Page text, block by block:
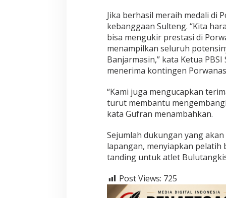
Jika berhasil meraih medali di
kebanggaan Sulteng. “Kita
bisa mengukir prestasi di
menampilkan seluruh
Banjarmasin,” kata Ketua
menerima kontingen
“Kami juga mengucapkan
turut membantu
kata Gufran menambahkan.
Sejumlah dukungan yang
lapangan, menyiapkan pelatih
tanding untuk atlet
Post Views: 725